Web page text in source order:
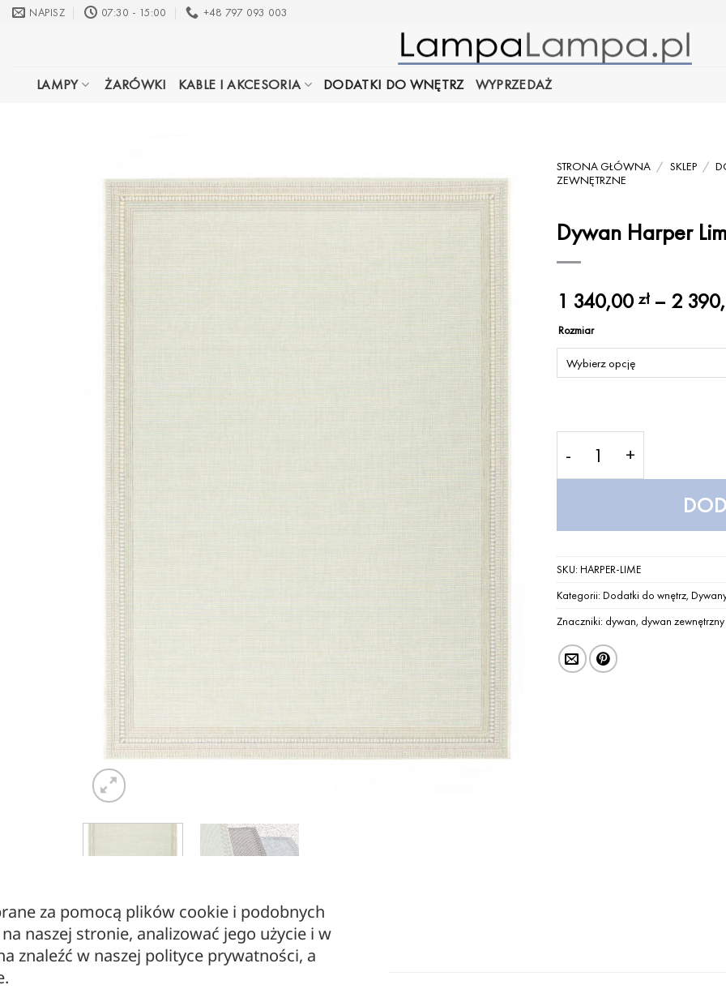
PrzewińNAPISZ 07:30 - 15:00 +48 797 093 003
LAMPY ŻARÓWKI KABLE I AKCESORIA DODATKI DO WNĘTRZ WYPRZEDAŻ
STRONA GŁÓWNA / SKLEP /
ZEWNĘTRZNE
Dywan Harper
1 340,00zł – 2
Rozmiar
ilość Dywan Harper Lime
SKU: HARPER-LIME
Kategorii: Dodatki do wnętrz,
Znaczniki: dywan, dywan zewnętrzny
za pomocą plików cookie i podobnych
naszej stronie, analizować jego użycie i w
znaleźć w naszej polityce prywatności, a